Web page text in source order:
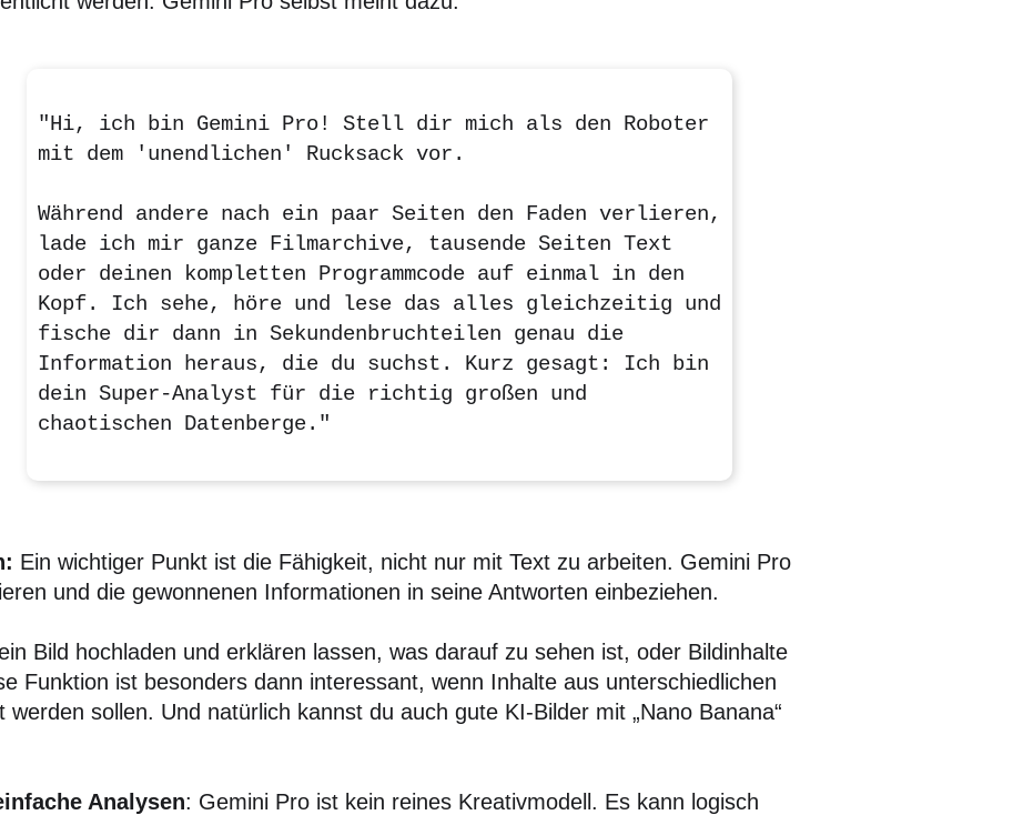
"Hi, ich bin Gemini Pro! Stell dir mich als den Roboter
mit dem 'unendlichen' Rucksack vor.
Während andere nach ein paar Seiten den Faden verlieren,
lade ich mir ganze Filmarchive, tausende Seiten Text
oder deinen kompletten Programmcode auf einmal in den
Kopf. Ich sehe, höre und lese das alles gleichzeitig und
fische dir dann in Sekundenbruchteilen genau die
Information heraus, die du suchst. Kurz gesagt: Ich bin
dein Super-Analyst für die richtig großen und
chaotischen Datenberge."
Ein wichtiger Punkt ist die Fähigkeit, nicht nur mit Text zu arbeiten. Gemini Pro
und die gewonnenen Informationen in seine Antworten einbeziehen.
Bild hochladen und erklären lassen, was darauf zu sehen ist, oder Bildinhalte
Funktion ist besonders dann interessant, wenn Inhalte aus unterschiedlichen
sollen. Und natürlich kannst du auch gute KI-Bilder mit „Nano Banana“
Analysen: Gemini Pro ist kein reines Kreativmodell. Es kann logisch